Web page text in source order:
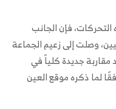
فإن الجانب
وصلت إلى زعيم الجماعة
جديدة كلياً في
لما ذكره موقع العين